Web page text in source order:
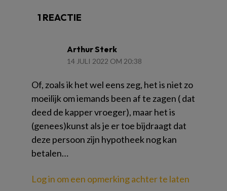
1 REACTIE
Arthur Sterk
14 JULI 2022 OM 20:38
Of, zoals ik het wel eens zeg, het is niet zo
moeilijk om iemands been af te zagen ( dat
deed de kapper vroeger), maar het is
(genees)kunst als je er toe bijdraagt dat
deze persoon zijn hypotheek nog kan
betalen…
Log in om een opmerking achter te laten